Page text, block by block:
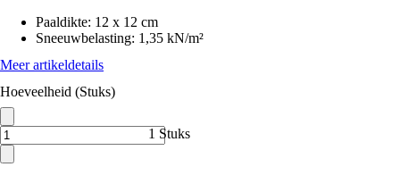
Paaldikte: 12 x 12 cm
Sneeuwbelasting: 1,35 kN/m²
Meer artikeldetails
Hoeveelheid (Stuks)
1 Stuks